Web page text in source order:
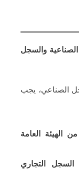
والسجل
الصناعي، يجب
الهيئة العامة
السجل التجاري